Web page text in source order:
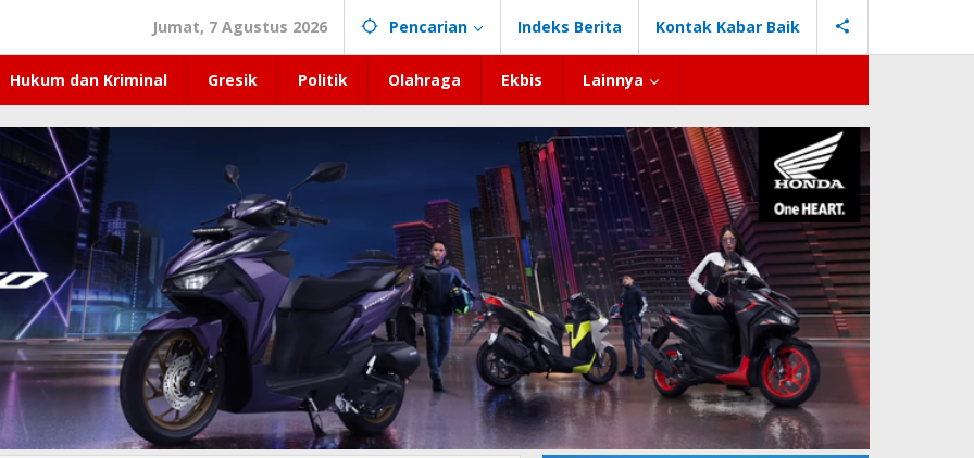
Jumat, 7 Agustus 2026 Pencarian Indeks Berita Kontak Kabar Baik
Hukum dan Kriminal Gresik Politik Olahraga Ekbis Lainnya